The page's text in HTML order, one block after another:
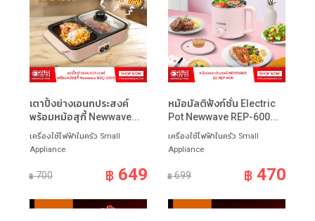
เตาปิ้งย่างเอนกประสงค์
พร้อมหม้อสุกี้ Newwave...
เครื่องใช้ไฟฟ้าในครัว Small
Appliance
฿700 ฿ 649
หม้อมัลติฟังก์ชั่น Electric
Pot Newwave REP-600...
เครื่องใช้ไฟฟ้าในครัว Small
Appliance
฿699 ฿ 470